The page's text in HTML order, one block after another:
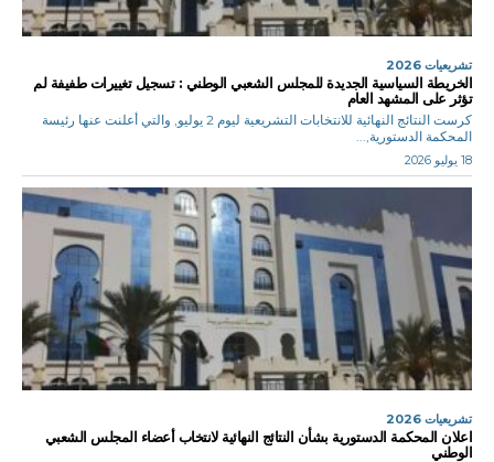
تشريعيات 2026
الخريطة السياسية الجديدة للمجلس الشعبي الوطني : تسجيل تغييرات طفيفة لم
تؤثر على المشهد العام
كرست النتائج النهائية للانتخابات التشريعية ليوم 2 يوليو, والتي أعلنت عنها رئيسة
المحكمة الدستورية,...
18 يوليو 2026
تشريعيات 2026
اعلان المحكمة الدستورية بشأن النتائج النهائية لانتخاب أعضاء المجلس الشعبي
الوطني